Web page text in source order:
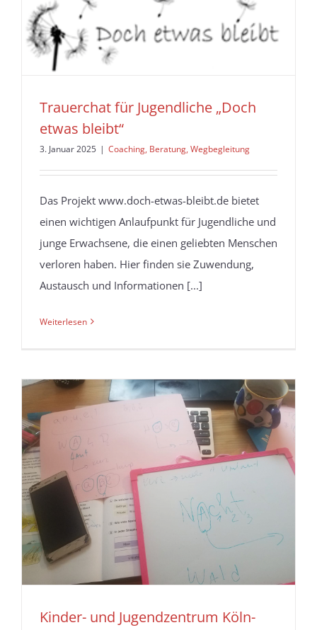
Trauerchat für Jugendliche „Doch
etwas bleibt“
3. Januar 2025 | Coaching, Beratung, Wegbegleitung
Das Projekt www.doch-etwas-bleibt.de bietet
einen wichtigen Anlaufpunkt für Jugendliche und
junge Erwachsene, die einen geliebten Menschen
verloren haben. Hier finden sie Zuwendung,
Austausch und Informationen [...]
Weiterlesen
Kinder- und Jugendzentrum Köln-